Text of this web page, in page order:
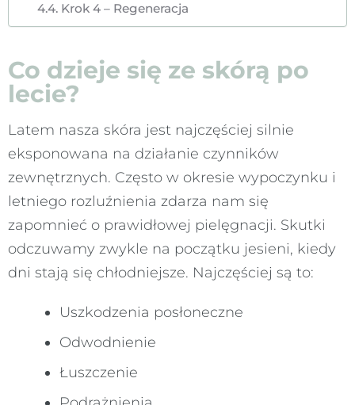
Krok 4 – Regeneracja
Co dzieje się ze skórą po
lecie?
Latem nasza skóra jest najczęściej silnie
eksponowana na działanie czynników
zewnętrznych. Często w okresie wypoczynku i
letniego rozluźnienia zdarza nam się
zapomnieć o prawidłowej pielęgnacji. Skutki
odczuwamy zwykle na początku jesieni, kiedy
dni stają się chłodniejsze. Najczęściej są to:
Uszkodzenia posłoneczne
Odwodnienie
Łuszczenie